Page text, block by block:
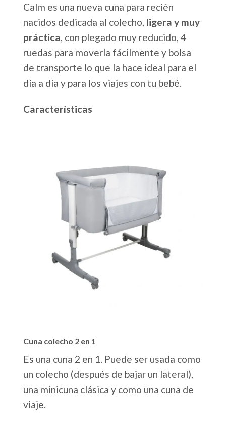
Calm es una nueva cuna para recién
nacidos dedicada al colecho, ligera y muy
práctica, con plegado muy reducido, 4
ruedas para moverla fácilmente y bolsa
de transporte lo que la hace ideal para el
día a día y para los viajes con tu bebé.
Características
Cuna colecho 2 en 1
Es una cuna 2 en 1. Puede ser usada como
un colecho (después de bajar un lateral),
una minicuna clásica y como una cuna de
viaje.